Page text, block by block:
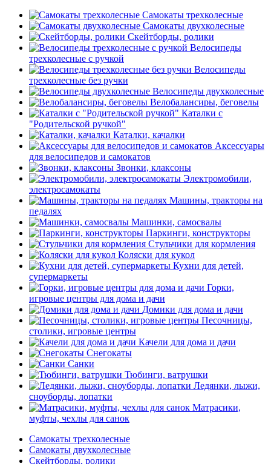
Самокаты трехколесные
Самокаты двухколесные
Скейтборды, ролики
Велосипеды
трехколесные с ручкой
Велосипеды
трехколесные без ручки
Велосипеды двухколесные
Велобалансиры, беговелы
Каталки с
"Родительской ручкой"
Каталки, качалки
Аксессуары
для велосипедов и самокатов
Звонки, клаксоны
Электромобили,
электросамокаты
Машины, тракторы на
педалях
Машинки, самосвалы
Паркинги, конструкторы
Стульчики для кормления
Коляски для кукол
Кухни для детей,
супермаркеты
Горки,
игровые центры для дома и дачи
Домики для дома и дачи
Песочницы,
столики, игровые центры
Качели для дома и дачи
Снегокаты
Санки
Тюбинги, ватрушки
Ледянки, лыжи,
сноуборды, лопатки
Матрасики,
муфты, чехлы для санок
Самокаты трехколесные
Самокаты двухколесные
Скейтборды, ролики